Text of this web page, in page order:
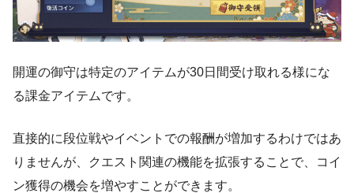
開運の御守は特定のアイテムが30日間受け取れる様にな
る課金アイテムです。
直接的に段位戦やイベントでの報酬が増加するわけではあ
りませんが、クエスト関連の機能を拡張することで、コイ
ン獲得の機会を増やすことができます。